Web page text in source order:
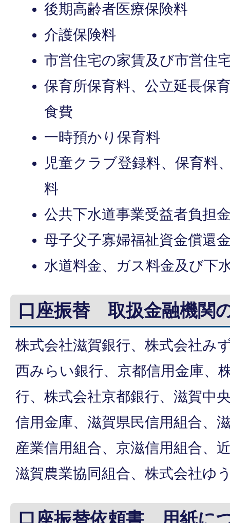
後期高齢者医療保険料
介護保険料
市営住宅の家賃及び市営住
保育所保育料、公立延長保
食費
一時預かり保育料
児童クラブ登録料、保育料
料
公共下水道事業受益者負担
母子父子寡婦福祉資金償還
水道料金、ガス料金及び下
口座振替 取扱金融機関
株式会社滋賀銀行、株式会社み
西みらい銀行、京都信用金庫、
行、株式会社京都銀行、滋賀中
信用金庫、滋賀県民信用組合、
産業信用組合、京滋信用組合、
滋賀農業協同組合、株式会社ゆ
口座振替依頼書 用紙に